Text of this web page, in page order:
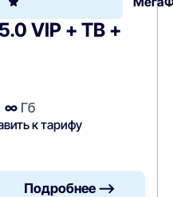
VIP + ТВ +
∞Гб
к тарифу
Подробнее —>